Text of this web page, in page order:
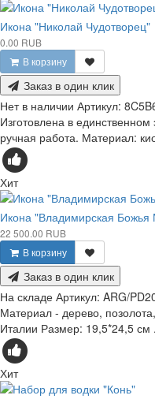
Икона "Николай Чудотворец"
0.00 RUB
В корзину
Заказ в один клик
Нет в наличии Артикул:
Изготовлена в
ручная работа. Материал:
Хит
Икона "Владимирская Божья
22 500.00 RUB
В корзину
Заказ в один клик
На складе Артикул: ARG/
Материал - дерево,
Италии Размер: 19,5*24,5 см
Хит